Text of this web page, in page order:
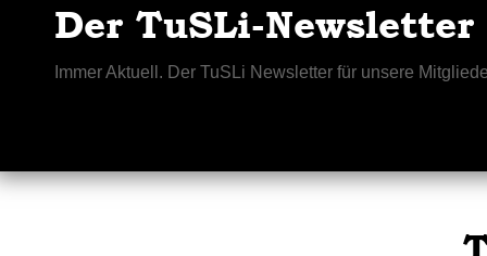
Der TuSLi-Newsletter
Immer Aktuell. Der TuSLi Newsletter für unsere